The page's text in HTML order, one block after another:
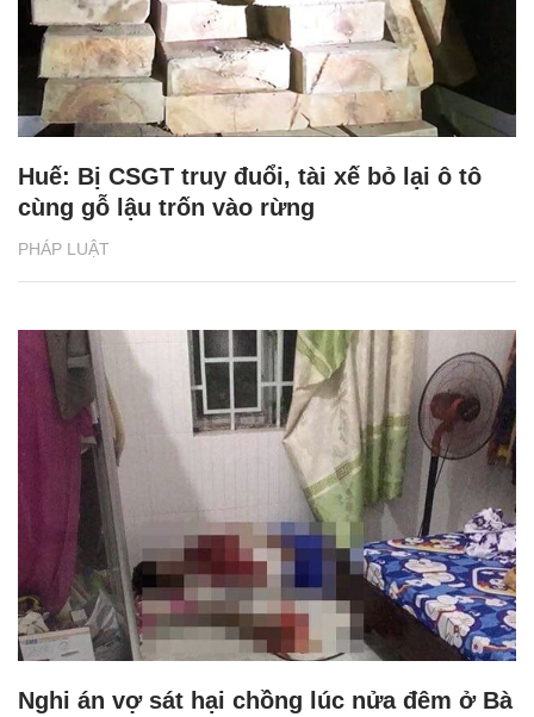
PHÁP LUẬT
Huế: Bị CSGT truy đuổi, tài xế bỏ lại ô tô
cùng gỗ lậu trốn vào rừng
Nghi án vợ sát hại chồng lúc nửa đêm ở Bà